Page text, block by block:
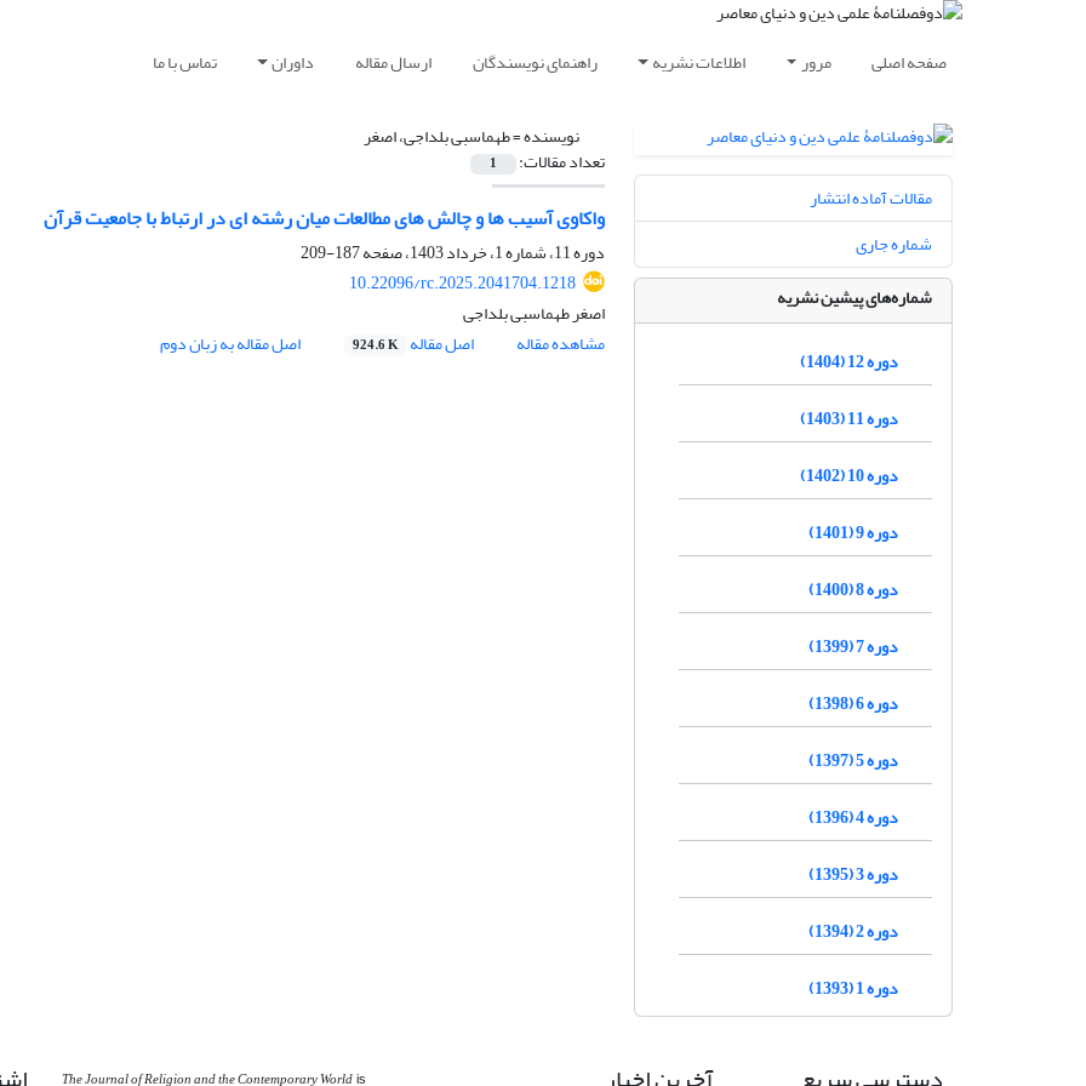
صفحه اصلی مرور اطلاعات نشریه راهنمای نویسندگان ارسال مقاله داوران تماس با ما
نویسنده =طهماسبی بلداجی، اصغر
تعداد مقالات: 1
واکاوی آسیب ها و چالش های مطالعات میان رشته ای در ارتباط با جامعیت قرآن
دوره 11، شماره 1، خرداد 1403، صفحه
187-209
10.22096/rc.2025.2041704.1218
اصغر طهماسبی بلداجی
مشاهده مقاله
اصل مقاله 924.6 K اصل مقاله به زبان دوم
مقالات آماده انتشار
شماره جاری
شماره‌های پیشین نشریه
دوره 12 (1404)
دوره 11 (1403)
دوره 10 (1402)
دوره 9 (1401)
دوره 8 (1400)
دوره 7 (1399)
دوره 6 (1398)
دوره 5 (1397)
دوره 4 (1396)
دوره 3 (1395)
دوره 2 (1394)
دوره 1 (1393)
The Journal of Religion and the Contemporary World is